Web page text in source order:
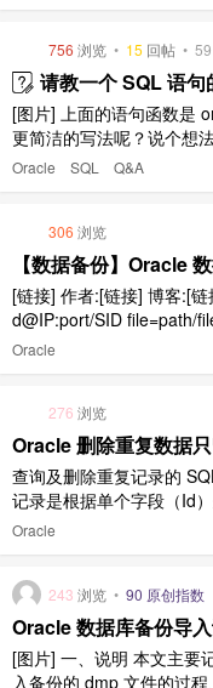
756 浏览 • 15 回帖 • 59
请教一个 SQL 语句
[图片] 上面的语句函数是
更简洁的写法呢？说个想
可以！
Oracle SQL Q&A
306 浏览
【数据备份】Oracle
[链接] 作者:[链接] 博客:[
d@IP:port/SID file=path/
据） exp username/
Oracle
276 浏览
Oracle 删除重复数据
查询及删除重复记录的
记录是根据单个字段（Id
t Id from 表 group byId
Oracle
243 浏览 • 90 原创指数
Oracle 数据库备份导
[图片] 一、说明 本文主要
入备份的 dmp 文件的过